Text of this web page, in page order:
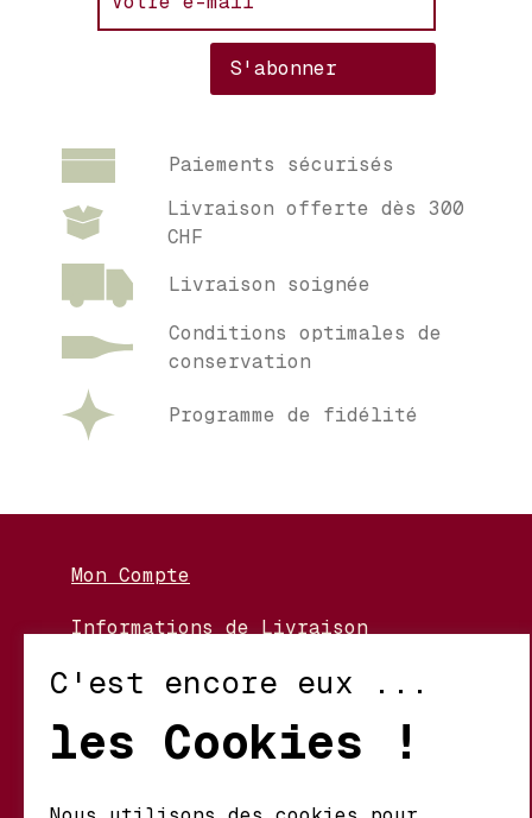
Paiements sécurisés
Livraison offerte dès 300
CHF
Livraison soignée
Conditions optimales de
conservation
Programme de fidélité
Mon Compte
Informations de Livraison
Conditions d’Utilisation
C'est encore eux ...
les Cookies !